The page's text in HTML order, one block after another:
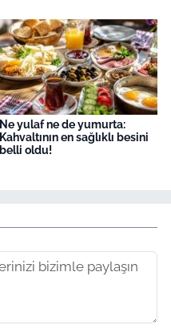
Ne yulaf ne de yumurta:
Kahvaltının en sağlıklı besini
belli oldu!